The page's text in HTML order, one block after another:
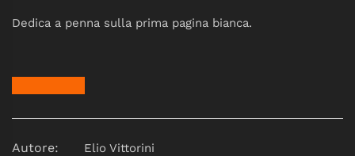
Dedica a penna sulla prima pagina bianca.
Autore: Elio Vittorini